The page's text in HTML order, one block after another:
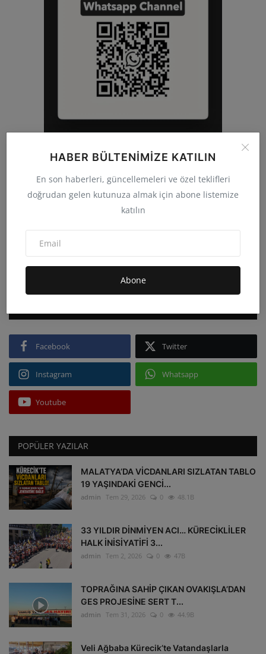
HABER BÜLTENIMIZE KATILIN
En son haberleri, güncellemeleri ve özel teklifleri
doğrudan gelen kutunuza almak için abone listemize
katılın
Abone
Instagram
Youtube
Facebook Twitter
Instagram Whatsapp
Youtube
POPÜLER YAZILAR
MALATYA’DA VİCDANLARI SIZLATAN TABLO
19 YAŞINDAKİ GENCİ...
admin Tem 29, 2026 0 48.1B
33 YILDIR DİNMİYEN ACI… KÜRECİKLİLER
HALK İNİSİYATİFİ 3...
admin Tem 2, 2026 0 47B
TOPRAĞINA SAHİP ÇIKAN OVAKIŞLA’DAN
GES PROJESİNE SERT T...
admin Tem 31, 2026 0 44.9B
Veli Ağbaba Kürecik’te Vatandaşlarla